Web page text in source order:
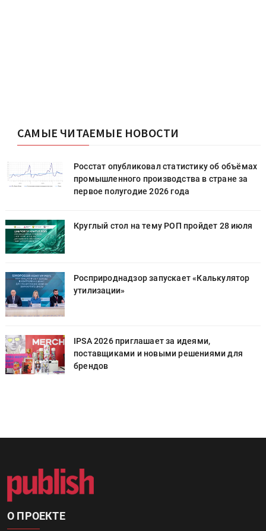
САМЫЕ ЧИТАЕМЫЕ НОВОСТИ
Росстат опубликовал статистику об объёмах
промышленного производства в стране за
первое полугодие 2026 года
Круглый стол на тему РОП пройдет 28 июля
Росприроднадзор запускает «Калькулятор
утилизации»
IPSA 2026 приглашает за идеями,
поставщиками и новыми решениями для
брендов
О ПРОЕКТЕ